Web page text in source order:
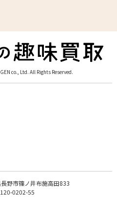
co., Ltd. All Rights Reserved.
野市篠ノ井布施高田833
0202-55